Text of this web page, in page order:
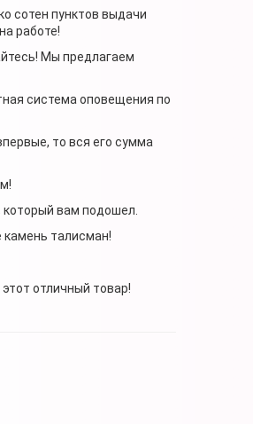
сотен пунктов выдачи
работе!
Мы предлагаем
система оповещения по
то вся его сумма
который вам подошел.
камень талисман!
отличный товар!